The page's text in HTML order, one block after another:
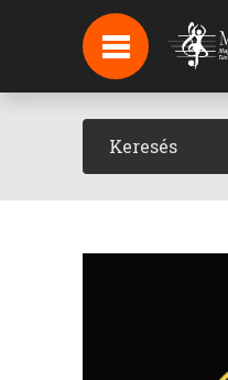
HÍREK
HÍRLEVÉL
PODCAST